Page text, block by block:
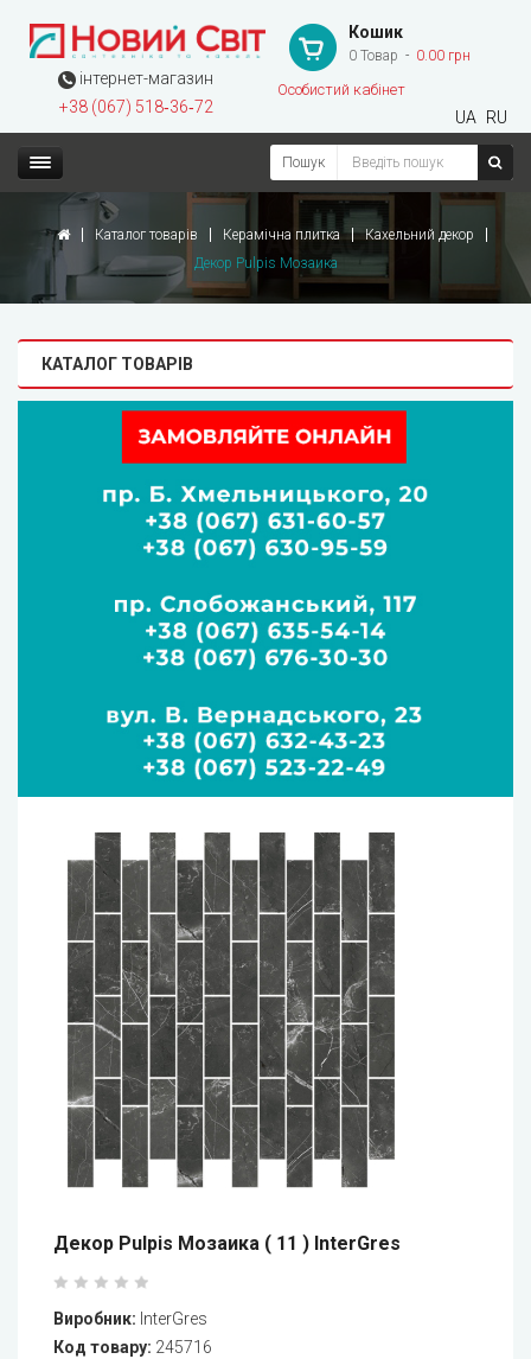
інтернет-магазин
+38 (067) 518‑36‑72
Кошик
0 Товар 0.00 грн
Особистий кабінет
UA RU
Пошук
Каталог товарів Керамічна плитка
Кахельний декор
Декор Pulpis Мозаика
КАТАЛОГ ТОВАРІВ
Декор Pulpis Мозаика ( 11 ) InterGres
Виробник: InterGres
Код товару: 245716